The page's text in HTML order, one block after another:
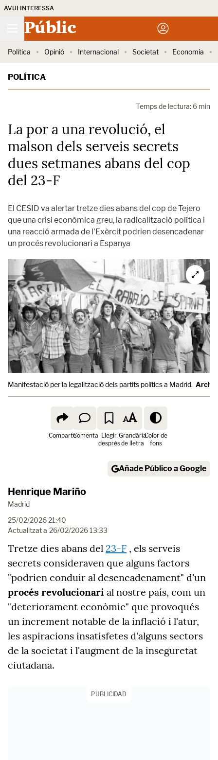
AVUI INTERESSA
Públic
Política Opinió Internacional Societat Economia
POLÍTICA
Temps de lectura: 6 min
La por a una revolució, el
malson dels serveis secrets
dues setmanes abans del cop
del 23-F
El CESID va alertar tretze dies abans del cop de Tejero
que una crisi econòmica greu, la radicalització política i
una reacció armada de l'Exèrcit podrien desencadenar
un procés revolucionari a Espanya
Manifestació per la legalització dels partits polítics a Madrid.
ComparteComenta Llegir
després
Grandària
de lletra
Color de
fons
Añade Público a Google
Henrique Mariño
Madrid
25/02/2026 21:40
Actualitzat a 26/02/2026 13:33
Tretze dies abans del 23-F , els serveis
secrets consideraven que alguns factors
"podrien conduir al desencadenament" d'un
procés revolucionari al nostre país, com un
"deteriorament econòmic" que provoqués
un increment notable de la inflació i l'atur,
les aspiracions insatisfetes d'alguns sectors
de la societat i l'augment de la inseguretat
ciutadana.
PUBLICIDAD